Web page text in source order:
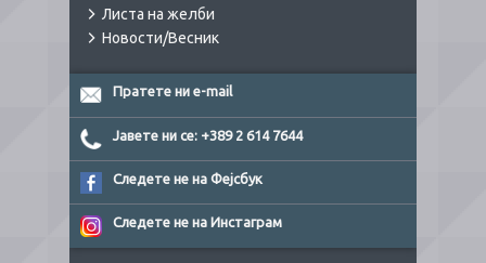
Листа на желби
Новости/Весник
Пратете ни e-mail
Јавете ни се: +389 2 614 7644
Следете не на Фејсбук
Следете не на Инстаграм